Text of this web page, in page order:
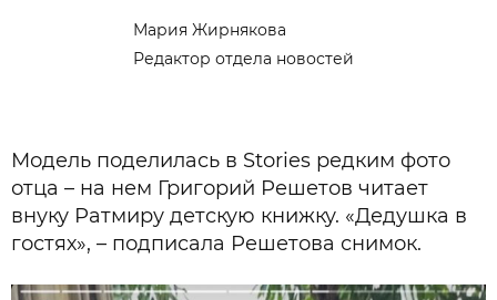
Мария Жирнякова
Редактор отдела новостей
Модель поделилась в Stories редким фото
отца – на нем Григорий Решетов читает
внуку Ратмиру детскую книжку. «Дедушка в
гостях», – подписала Решетова снимок.